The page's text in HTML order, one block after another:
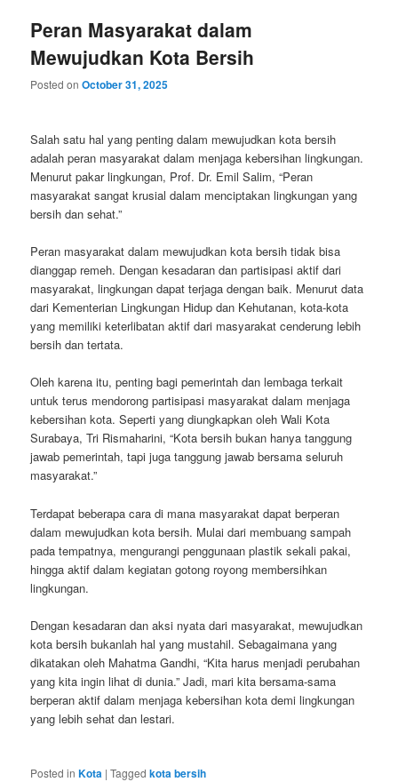
Peran Masyarakat dalam
Mewujudkan Kota Bersih
Posted onOctober 31, 2025
Salah satu hal yang penting dalam mewujudkan kota bersih
adalah peran masyarakat dalam menjaga kebersihan lingkungan.
Menurut pakar lingkungan, Prof. Dr. Emil Salim, “Peran
masyarakat sangat krusial dalam menciptakan lingkungan yang
bersih dan sehat.”
Peran masyarakat dalam mewujudkan kota bersih tidak bisa
dianggap remeh. Dengan kesadaran dan partisipasi aktif dari
masyarakat, lingkungan dapat terjaga dengan baik. Menurut data
dari Kementerian Lingkungan Hidup dan Kehutanan, kota-kota
yang memiliki keterlibatan aktif dari masyarakat cenderung lebih
bersih dan tertata.
Oleh karena itu, penting bagi pemerintah dan lembaga terkait
untuk terus mendorong partisipasi masyarakat dalam menjaga
kebersihan kota. Seperti yang diungkapkan oleh Wali Kota
Surabaya, Tri Rismaharini, “Kota bersih bukan hanya tanggung
jawab pemerintah, tapi juga tanggung jawab bersama seluruh
masyarakat.”
Terdapat beberapa cara di mana masyarakat dapat berperan
dalam mewujudkan kota bersih. Mulai dari membuang sampah
pada tempatnya, mengurangi penggunaan plastik sekali pakai,
hingga aktif dalam kegiatan gotong royong membersihkan
lingkungan.
Dengan kesadaran dan aksi nyata dari masyarakat, mewujudkan
kota bersih bukanlah hal yang mustahil. Sebagaimana yang
dikatakan oleh Mahatma Gandhi, “Kita harus menjadi perubahan
yang kita ingin lihat di dunia.” Jadi, mari kita bersama-sama
berperan aktif dalam menjaga kebersihan kota demi lingkungan
yang lebih sehat dan lestari.
Posted in Kota |Tagged kota bersih